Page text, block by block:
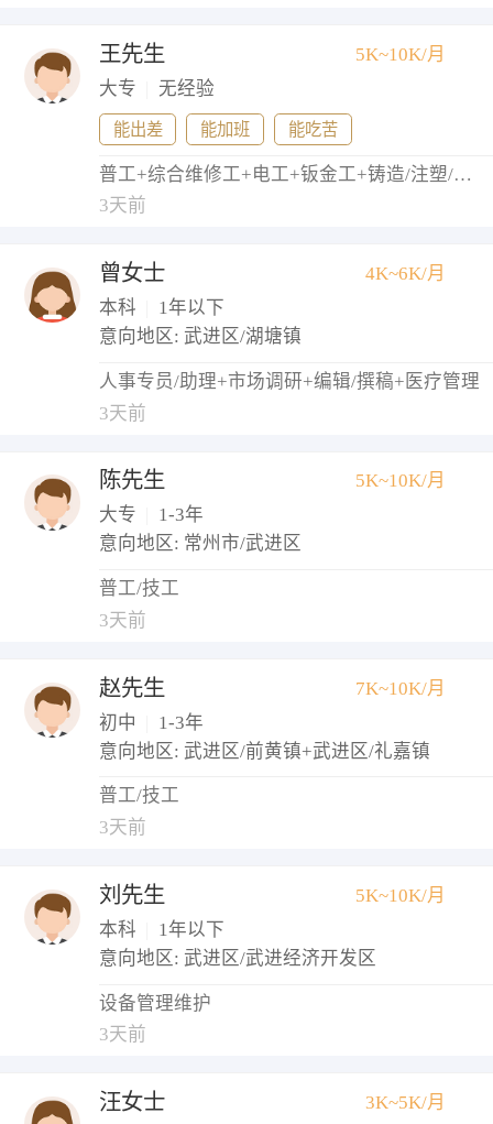
王先生
5K~10K/月
大专
无经验
能出差 能加班 能吃苦
普工+综合维修工+电工+钣金工+铸造/注塑/模具工
3天前
曾女士
4K~6K/月
本科
1年以下
意向地区: 武进区/湖塘镇
人事专员/助理+市场调研+编辑/撰稿+医疗管理
3天前
陈先生
5K~10K/月
大专
1-3年
意向地区: 常州市/武进区
普工/技工
3天前
赵先生
7K~10K/月
初中
1-3年
意向地区: 武进区/前黄镇+武进区/礼嘉镇
普工/技工
3天前
刘先生
5K~10K/月
本科
1年以下
意向地区: 武进区/武进经济开发区
设备管理维护
3天前
汪女士
3K~5K/月